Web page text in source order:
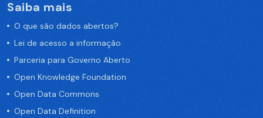
Saiba mais
O que são dados abertos?
Lei de acesso a informação
Parceria para Governo Aberto
Open Knowledge Foundation
Open Data Commons
Open Data Definition